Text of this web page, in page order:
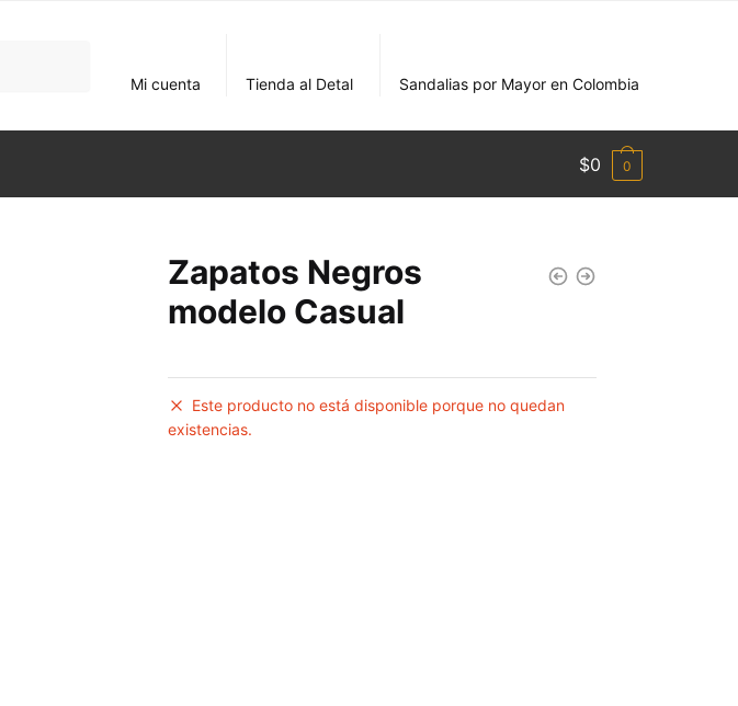
Mi cuenta
Tienda al Detal Sandalias por Mayor en Colombia
$0 0
Zapatos Negros
modelo Casual
Este producto no está disponible porque no quedan
existencias.